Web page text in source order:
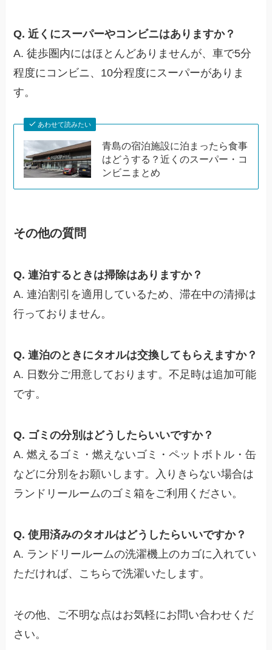
Q. 近くにスーパーやコンビニはありますか？
A. 徒歩圏内にはほとんどありませんが、車で5分
程度にコンビニ、10分程度にスーパーがありま
す。
あわせて読みたい
青島の宿泊施設に泊まったら食事
はどうする？近くのスーパー・コ
ンビニまとめ
その他の質問
Q. 連泊するときは掃除はありますか？
A. 連泊割引を適用しているため、滞在中の清掃は
行っておりません。
Q. 連泊のときにタオルは交換してもらえますか？
A. 日数分ご用意しております。不足時は追加可能
です。
Q. ゴミの分別はどうしたらいいですか？
A. 燃えるゴミ・燃えないゴミ・ペットボトル・缶
などに分別をお願いします。入りきらない場合は
ランドリールームのゴミ箱をご利用ください。
Q. 使用済みのタオルはどうしたらいいですか？
A. ランドリールームの洗濯機上のカゴに入れてい
ただければ、こちらで洗濯いたします。
その他、ご不明な点はお気軽にお問い合わせくだ
さい。